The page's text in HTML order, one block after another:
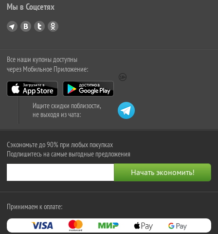
Мы в Соцсетях
Все наши купоны доступны
через Мобильное Приложение:
Ищите скидки поблизости,
не выходя из чата:
Сэкономьте до 90% при любых покупках
Подпишитесь на самые выгодные предложения
Принимаем к оплате: